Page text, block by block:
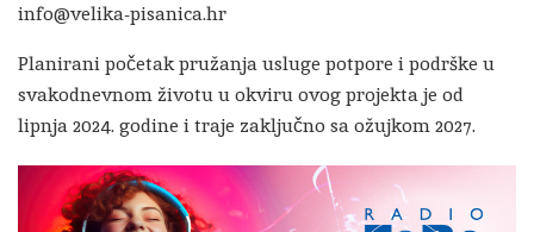
info@velika-pisanica.hr
Planirani početak pružanja usluge potpore i podrške u
svakodnevnom životu u okviru ovog projekta je od
lipnja 2024. godine i traje zaključno sa ožujkom 2027.